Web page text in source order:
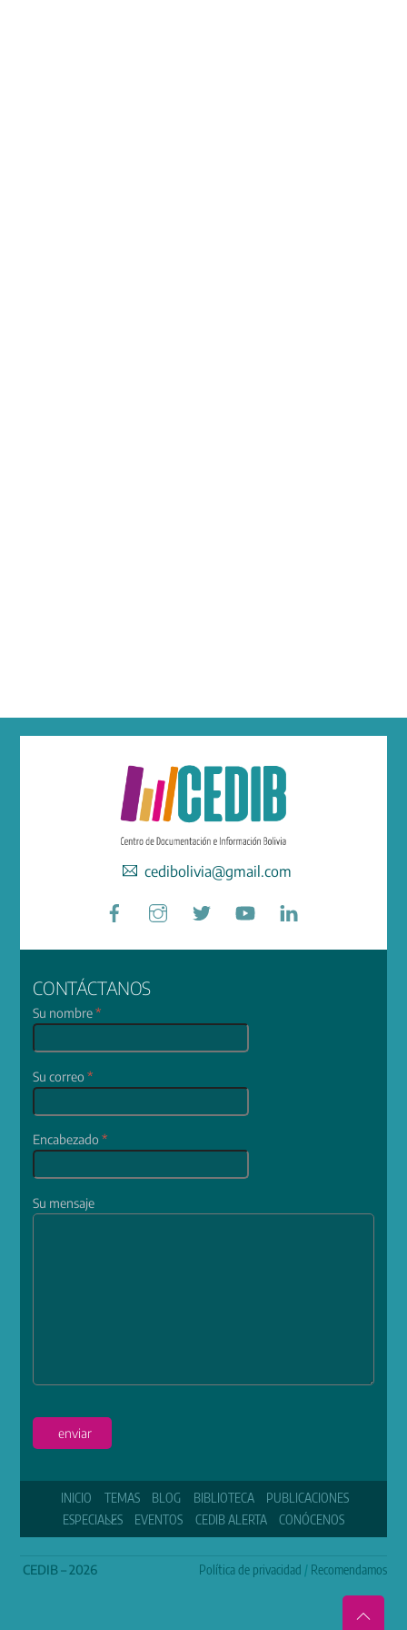
cedibolivia@gmail.com
Facebook YouTube
CONTÁCTANOS
Su nombre*
Su correo*
Encabezado*
Su mensaje
enviar
INICIO TEMAS BLOG BIBLIOTECA
PUBLICACIONES
ESPECIALES
EVENTOS CEDIB ALERTA CONÓCENOS
CEDIB – 2026 Política de privacidad / Recomendamos